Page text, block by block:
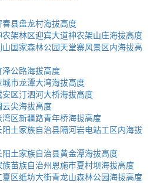
县盘龙村海拔高度
架林区迎宾大道神农架山庄海拔高度
国家森林公园天堂寨风景区内海拔高
公路海拔高度
市龙潭大湾海拔高度
区汀泗河大桥海拔高度
尖海拔高度
区新疆路青年桥海拔高度
土家族自治县隔河岩电站工区内海拔
土家族自治县黄金潭海拔高度
苗族自治州恩施市夏村坝海拔高度
区纸坊大街青龙山森林公园海拔高度